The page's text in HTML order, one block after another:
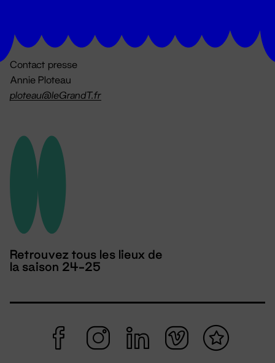
Contact presse
Annie Ploteau
ploteau@leGrandT.fr
Retrouvez tous les lieux de
la saison 24-25